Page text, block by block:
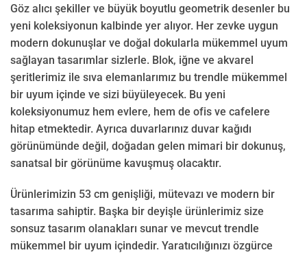
Göz alıcı şekiller ve büyük boyutlu geometrik desenler bu
yeni koleksiyonun kalbinde yer alıyor. Her zevke uygun
modern dokunuşlar ve doğal dokularla mükemmel uyum
sağlayan tasarımlar sizlerle. Blok, iğne ve akvarel
şeritlerimiz ile sıva elemanlarımız bu trendle mükemmel
bir uyum içinde ve sizi büyüleyecek. Bu yeni
koleksiyonumuz hem evlere, hem de ofis ve cafelere
hitap etmektedir. Ayrıca duvarlarınız duvar kağıdı
görünümünde değil, doğadan gelen mimari bir dokunuş,
sanatsal bir görünüme kavuşmuş olacaktır.
Ürünlerimizin 53 cm genişliği, mütevazı ve modern bir
tasarıma sahiptir. Başka bir deyişle ürünlerimiz size
sonsuz tasarım olanakları sunar ve mevcut trendle
mükemmel bir uyum içindedir. Yaratıcılığınızı özgürce